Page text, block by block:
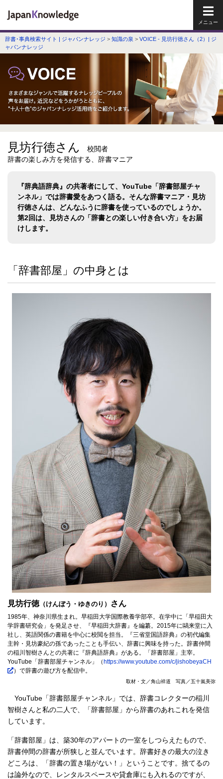
辞書･事典検索サイト | ジャパンナレッジ > 知識の泉 > VOICE - 見坊行徳さん（2）| ジ
ャパンナレッジ
見坊行徳さん
校閲者
辞書の楽しみ方を発信する、辞書マニア
『辞典語辞典』の共著者にして、YouTube「辞書部屋チャ
ンネル」では辞書愛をあつく語る。そんな辞書マニア・見坊
行徳さんは、どんなふうに辞書を使っているのでしょうか。
第2回は、見坊さんの「辞書との楽しい付き合い方」をお届
けします。
「辞書部屋」の中身とは
見坊行徳（けんぼう・ゆきのり） さん
1985年、神奈川県生まれ。早稲田大学国際教養学部卒。在学中に「早稲田大
学辞書研究会」を発足させ、『早稲田大辞書』を編纂。2015年に鷗来堂に入
社し、英語関係の書籍を中心に校閲を担当。『三省堂国語辞典』の初代編集
主幹・見坊豪紀の孫であったことも手伝い、辞書に興味を持った。辞書仲間
の稲川智樹さんとの共著に『辞典語辞典』がある。「辞書部屋」主宰。
YouTube「辞書部屋チャンネル」（https://www.youtube.com/c/jishobeyaCH
）で辞書の遊び方を配信中。
取材・文／角山祥道 写真／五十嵐美弥
YouTube「辞書部屋チャンネル」では、辞書コレクターの稲川
智樹さんと私の二人で、「辞書部屋」から辞書のあれこれを発信
しています。
「辞書部屋」は、築30年のアパートの一室をしつらえたもので、
辞書仲間の辞書が所狭しと並んでいます。辞書好きの最大の泣き
どころは、「辞書の置き場がない！」ということです。捨てるの
は論外なので、レンタルスペースや貸倉庫にも入れるのですが、